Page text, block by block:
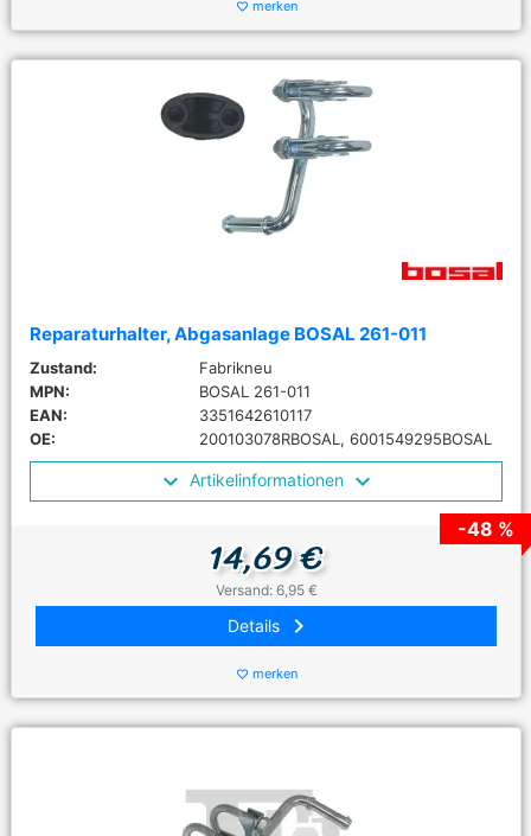
favorite_border merken
Reparaturhalter, Abgasanlage BOSAL 261-011
Zustand:
Fabrikneu
MPN:
BOSAL 261-011
EAN:
3351642610117
OE:
200103078RBOSAL, 6001549295BOSAL
Artikelinformationen
-48 %
14,69 €
Versand: 6,95 €
Details keyboard_arrow_right
favorite_border merken